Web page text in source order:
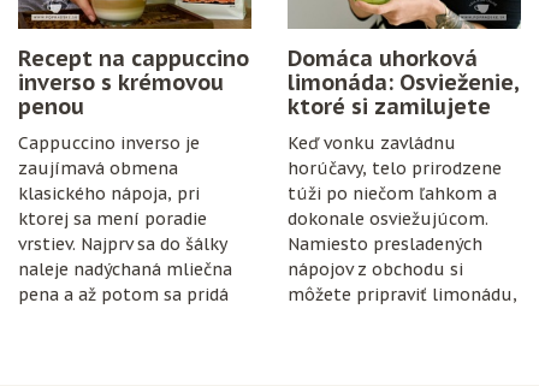
Recept na cappuccino
inverso s krémovou
penou
Cappuccino inverso je
zaujímavá obmena
klasického nápoja, pri
ktorej sa mení poradie
vrstiev. Najprv sa do šálky
naleje nadýchaná mliečna
pena a až potom sa pridá
Domáca uhorková
limonáda: Osvieženie,
ktoré si zamilujete
Keď vonku zavládnu
horúčavy, telo prirodzene
túži po niečom ľahkom a
dokonale osviežujúcom.
Namiesto presladených
nápojov z obchodu si
môžete pripraviť limonádu,